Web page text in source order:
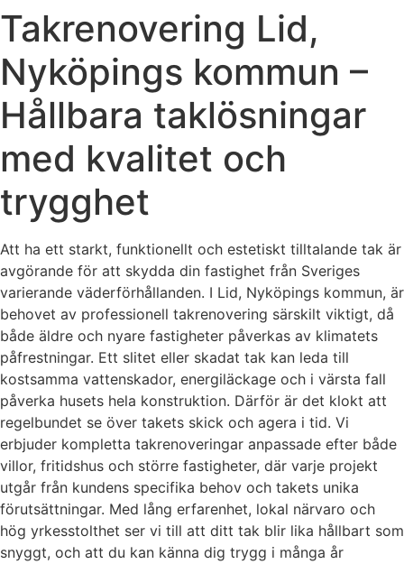
Takrenovering Lid,
Nyköpings kommun –
Hållbara taklösningar
med kvalitet och
trygghet
Att ha ett starkt, funktionellt och estetiskt tilltalande tak är
avgörande för att skydda din fastighet från Sveriges
varierande väderförhållanden. I Lid, Nyköpings kommun, är
behovet av professionell takrenovering särskilt viktigt, då
både äldre och nyare fastigheter påverkas av klimatets
påfrestningar. Ett slitet eller skadat tak kan leda till
kostsamma vattenskador, energiläckage och i värsta fall
påverka husets hela konstruktion. Därför är det klokt att
regelbundet se över takets skick och agera i tid. Vi
erbjuder kompletta takrenoveringar anpassade efter både
villor, fritidshus och större fastigheter, där varje projekt
utgår från kundens specifika behov och takets unika
förutsättningar. Med lång erfarenhet, lokal närvaro och
hög yrkesstolthet ser vi till att ditt tak blir lika hållbart som
snyggt, och att du kan känna dig trygg i många år